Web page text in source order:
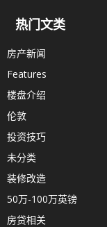
热门文类
房产新闻
Features
楼盘介绍
伦敦
投资技巧
未分类
装修改造
50万-100万英镑
房贷相关